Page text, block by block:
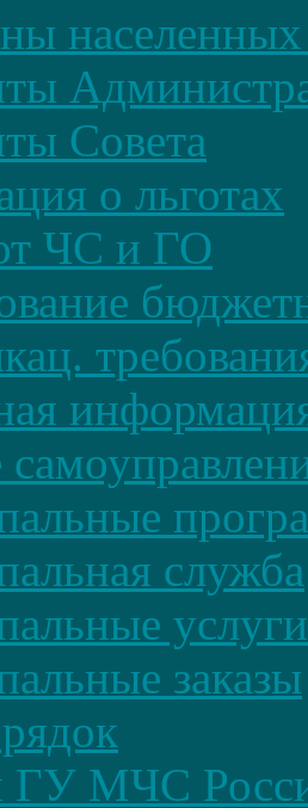
Совета
о льготах
ЧС и ГО
служба
услуги
заказы
ГУ МЧС